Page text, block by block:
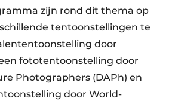
zijn rond dit thema op
tentoonstellingen te
door
fototentoonstelling door
Photographers (DAPh) en
door World-